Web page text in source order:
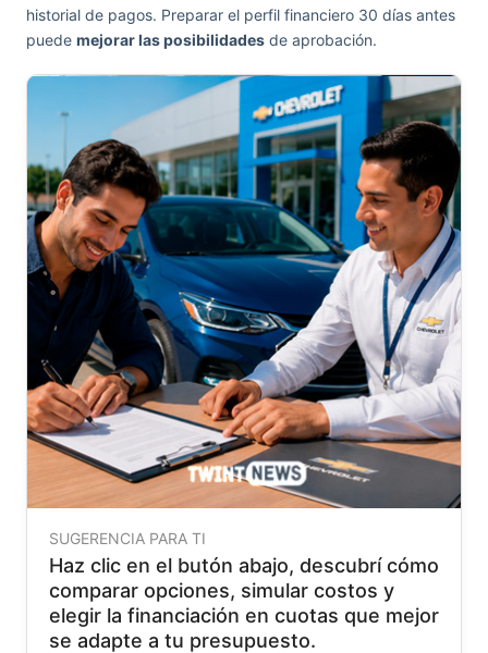
historial de pagos. Preparar el perfil financiero 30 días antes
puede mejorar las posibilidades de aprobación.
SUGERENCIA PARA TI
Haz clic en el butón abajo, descubrí cómo
comparar opciones, simular costos y
elegir la financiación en cuotas que mejor
se adapte a tu presupuesto.